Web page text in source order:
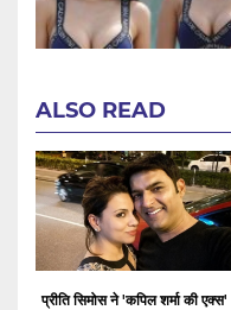
ALSO READ
प्रीति सिमोस ने 'कपिल शर्मा की एक्स'